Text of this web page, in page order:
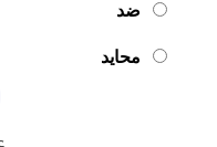
ضد
محايد